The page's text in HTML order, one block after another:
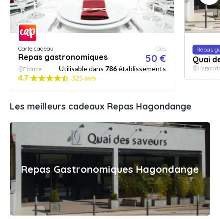
Carte cadeau
Repas gastronomiques
Dès
50 €
France Utilisable dans 786établissements
4.7
325 avis
Repas
Quai
Les meilleurs cadeaux Repas Hagondange
Repas Gastronomiques Hagondange